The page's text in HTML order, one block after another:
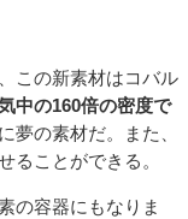
この新素材はコバル
中の160倍の密度で
夢の素材だ。また、
ることができる。
の容器にもなりま